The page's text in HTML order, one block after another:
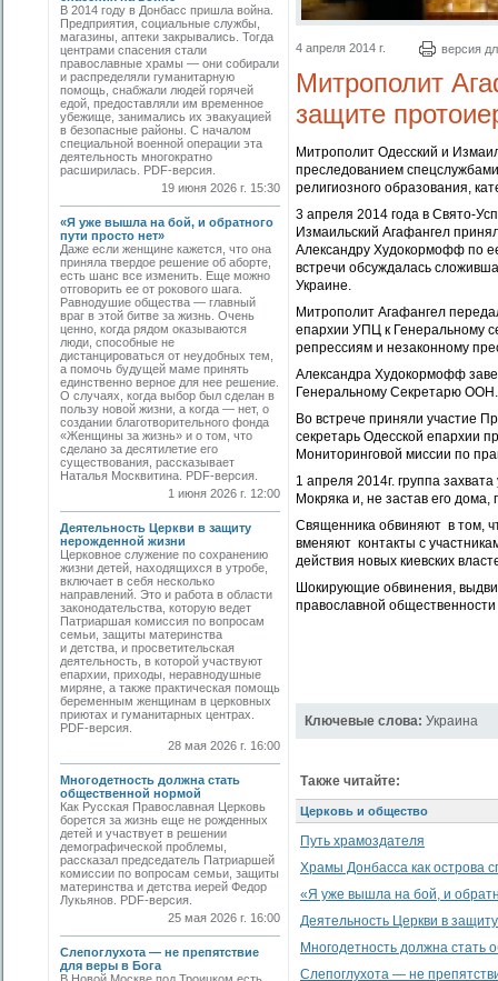
В 2014 году в Донбасс пришла война.
Предприятия, социальные службы,
магазины, аптеки закрывались. Тогда
центрами спасения стали
православные храмы — они собирали
и распределяли гуманитарную
помощь, снабжали людей горячей
едой, предоставляли им временное
убежище, занимались их эвакуацией
в безопасные районы. С началом
специальной военной операции эта
деятельность многократно
расширилась. PDF-версия.
19 июня 2026 г. 15:30
«Я уже вышла на бой, и обратного
пути просто нет»
Даже если женщине кажется, что она
приняла твердое решение об аборте,
есть шанс все изменить. Еще можно
отговорить ее от рокового шага.
Равнодушие общества — главный
враг в этой битве за жизнь. Очень
ценно, когда рядом оказываются
люди, способные не
дистанцироваться от неудобных тем,
а помочь будущей маме принять
единственно верное для нее решение.
О случаях, когда выбор был сделан в
пользу новой жизни, а когда — нет, о
создании благотворительного фонда
«Женщины за жизнь» и о том, что
сделано за десятилетие его
существования, рассказывает
Наталья Москвитина. PDF-версия.
1 июня 2026 г. 12:00
Деятельность Церкви в защиту
нерожденной жизни
Церковное служение по сохранению
жизни детей, находящихся в утробе,
включает в себя несколько
направлений. Это и работа в области
законодательства, которую ведет
Патриаршая комиссия по вопросам
семьи, защиты материнства
и детства, и просветительская
деятельность, в которой участвуют
епархии, приходы, неравнодушные
миряне, а также практическая помощь
беременным женщинам в церковных
приютах и гуманитарных центрах.
PDF-версия.
28 мая 2026 г. 16:00
Многодетность должна стать
общественной нормой
Как Русская Православная Церковь
борется за жизнь еще не рожденных
детей и участвует в решении
демографической проблемы,
рассказал председатель Патриаршей
комиссии по вопросам семьи, защиты
материнства и детства иерей Федор
Лукьянов. PDF-версия.
25 мая 2026 г. 16:00
Слепоглухота — не препятствие
для веры в Бога
4 апреля 2014 г. версия
Митрополит
защите
Митрополит Одесский и
преследованием
религиозного образования,
3 апреля 2014 года в Свято-
Измаильский Агафангел
Александру Худокормофф по
встречи обсуждалась
Украине.
Митрополит Агафангел
епархии УПЦ к Генеральному
репрессиям и незаконному
Александра Худокормофф
Генеральному Секретарю ООН.
Во встрече приняли участие
секретарь Одесской епархии
Мониторинговой миссии по
1 апреля 2014г. группа
Мокряка и, не застав его дома,
Священника обвиняют в том,
вменяют контакты с
действия новых киевских
Шокирующие обвинения,
православной
Ключевые слова: Украина
Также читайте:
Церковь и общество
Путь храмоздателя
Храмы Донбасса как острова
«Я уже вышла на бой, и
Деятельность Церкви в
Многодетность должна стать
Слепоглухота — не